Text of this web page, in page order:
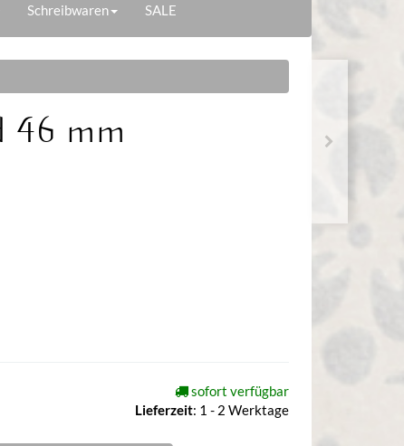
Schreibwaren SALE
46 mm
sofort verfügbar
Lieferzeit: 1 - 2 Werktage